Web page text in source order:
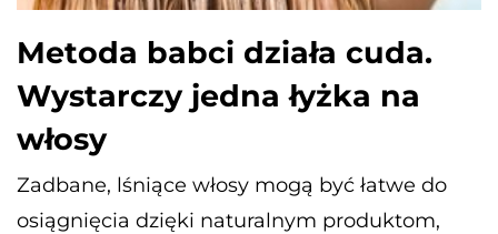
Metoda babci działa cuda.
Wystarczy jedna łyżka na
włosy
Zadbane, lśniące włosy mogą być łatwe do
osiągnięcia dzięki naturalnym produktom,